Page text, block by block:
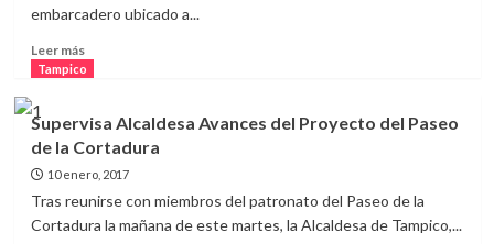
embarcadero ubicado a...
Leer másLeer
más
Magdalena
Peraza,
Construcción
del
Tramo
Tampico
Supervisa Alcaldesa Avances del Proyecto del Paseo
de la Cortadura
10 enero, 2017
Tras reunirse con miembros del patronato del Paseo de la
Cortadura la mañana de este martes, la Alcaldesa de Tampico,...